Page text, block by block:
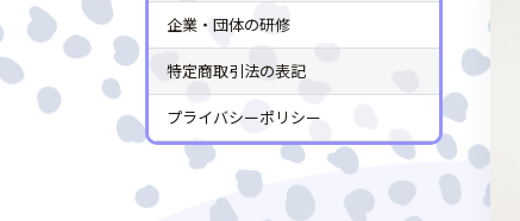
企業・団体の研修
特定商取引法の表記
プライバシーポリシー